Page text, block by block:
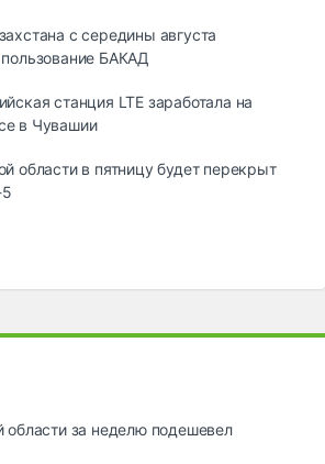
с середины августа
БАКАД
станция LTE заработала на
в Чувашии
области в пятницу будет перекрыт
области за неделю подешевел